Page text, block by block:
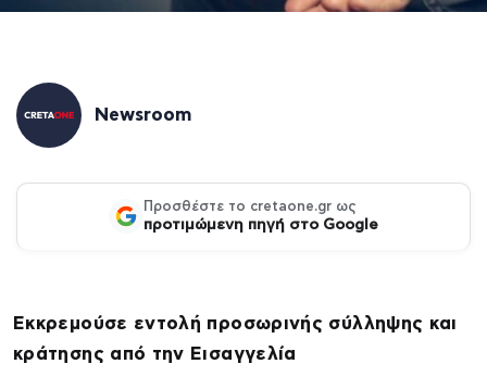
Newsroom
Προσθέστε το cretaone.gr ως
προτιμώμενη πηγή στο Google
Εκκρεμούσε εντολή προσωρινής σύλληψης και
κράτησης από την Εισαγγελία